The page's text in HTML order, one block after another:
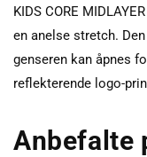
KIDS CORE
en anelse stretch.
genseren kan åpnes
reflekterende logo-
Anbefalte